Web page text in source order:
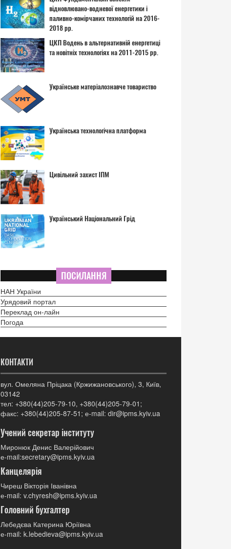
відновлювано-водневої енергетики і
паливно-комірчаних технологій на 2016-
2018 рр.
ЦКП Водень в альтернативній енергетиці
та новітніх технологіях на 2011-2015 рр.
Українське матеріалознавче товариство
Українська технологічна платформа
Цивільний захист ІПМ
Український Національний Грід
ПОСИЛАННЯ
НАН України
Урядовий портал
Переклад он-лайн
Погода
КОНТАКТИ
вул. Омеляна Пріцака (Кржижановського), 3, Київ,
03142
тел: +380(44)205-79-10, +380(44)205-79-01;
факс: +380(44)205-87-51; е-mail: dir@ipms.kyiv.ua
Учений секретар інституту
Миронюк Денис Валерійович
е-mail:secretary@ipms.kyiv.ua
Канцелярія
Чиреш Вікторія Іванівна
е-mail: v.chyresh@ipms.kyiv.ua
Головний бухгалтер
Лебедєва Катерина Юріївна
е-mail: k.lebedieva@ipms.kyiv.ua